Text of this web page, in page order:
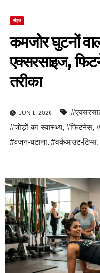
सेहत
कमजोर घुटनों
एक्सरसाइज,
तरीका
JUN 1, 2026
#जोड़ों-का-स्वास्थ्य, #फिटनेस,
#वजन-घटाना, #वर्कआउट-टिप्स,